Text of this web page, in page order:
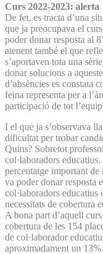
Curs 2022-2023: alerta
De fet, es tracta d’una
que ja preocupava el
poder donar resposta al
atenent també el que
s’aportaven tota una
donar solucions a
d’absències es constata
feina representa per a
participació de tot
I el que ja s’observava
dificultat per trobar
Quins? Sobretot
col·laboradors
percentatge important
va poder donar resposta
col·laboradors educatius
necessitats de cobertura
A bona part d’aquell
cobertura de les 154
de col·laborador
aproximadament un